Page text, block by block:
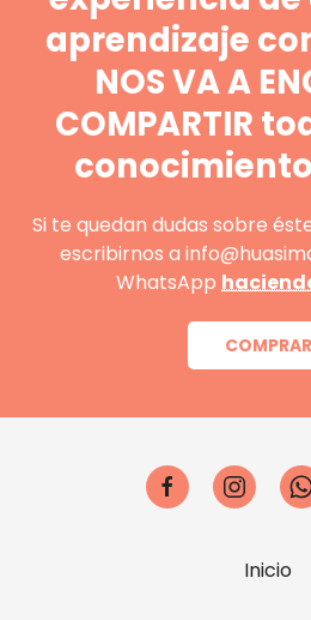
aprendizaje
NOS VA A
COMPARTIR
Si te quedan dudas sobre
escribirnos a
WhatsApp
COMPRAR
Inicio